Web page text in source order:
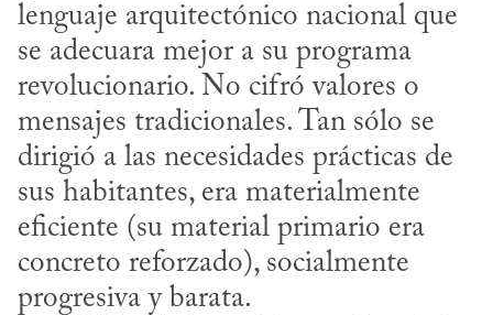
lenguaje arquitectónico nacional que
se adecuara mejor a su programa
revolucionario. No cifró valores o
mensajes tradicionales. Tan sólo se
dirigió a las necesidades prácticas de
sus habitantes, era materialmente
eficiente (su material primario era
concreto reforzado), socialmente
progresiva y barata.